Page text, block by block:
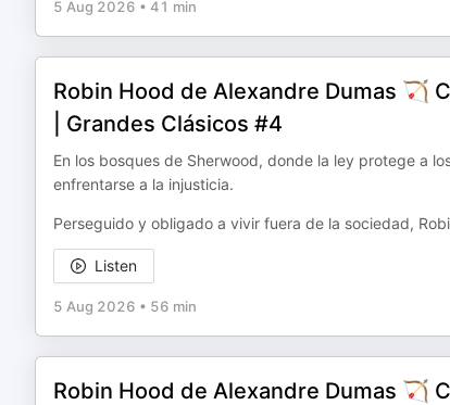
5 Aug 2026 • 41 min
Robin Hood de Alexandre Dumas 🏹
| Grandes Clásicos #4
En los bosques de Sherwood, donde la ley protege a
enfrentarse a la injusticia.
Perseguido y obligado a vivir fuera de la sociedad,
Listen
5 Aug 2026 • 56 min
Robin Hood de Alexandre Dumas 🏹